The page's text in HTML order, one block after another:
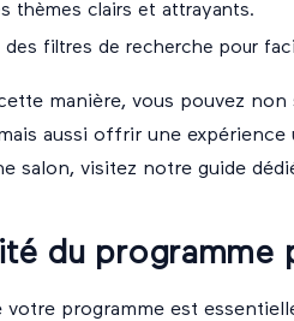
thèmes clairs et attrayants.
des filtres de recherche pour
manière, vous pouvez
aussi offrir une
salon, visitez notre guide
du programme
programme est